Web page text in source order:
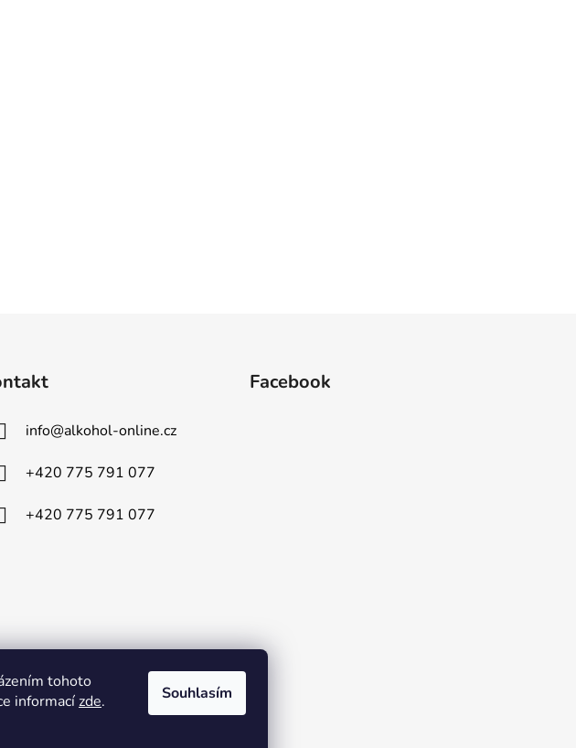
tohoto
informacízde. Souhlasím
info@alkohol-online.cz
+420 775 791 077
+420 775 791 077
Facebook